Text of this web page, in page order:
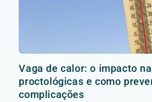
Vaga de calor: o impacto
proctológicas e como
complicações